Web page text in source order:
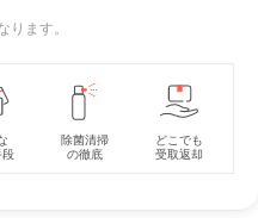
ます。
段
除菌清掃
の徹底
どこでも
受取返却